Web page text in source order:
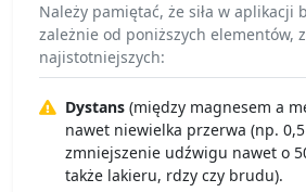
Należy pamiętać, że siła w aplikacji
zależnie od poniższych elementów,
najistotniejszych:
Dystans (między magnesem a
nawet niewielka przerwa (np.
zmniejszenie udźwigu nawet o
także lakieru, rdzy czy brudu).